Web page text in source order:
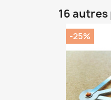
16
-25%